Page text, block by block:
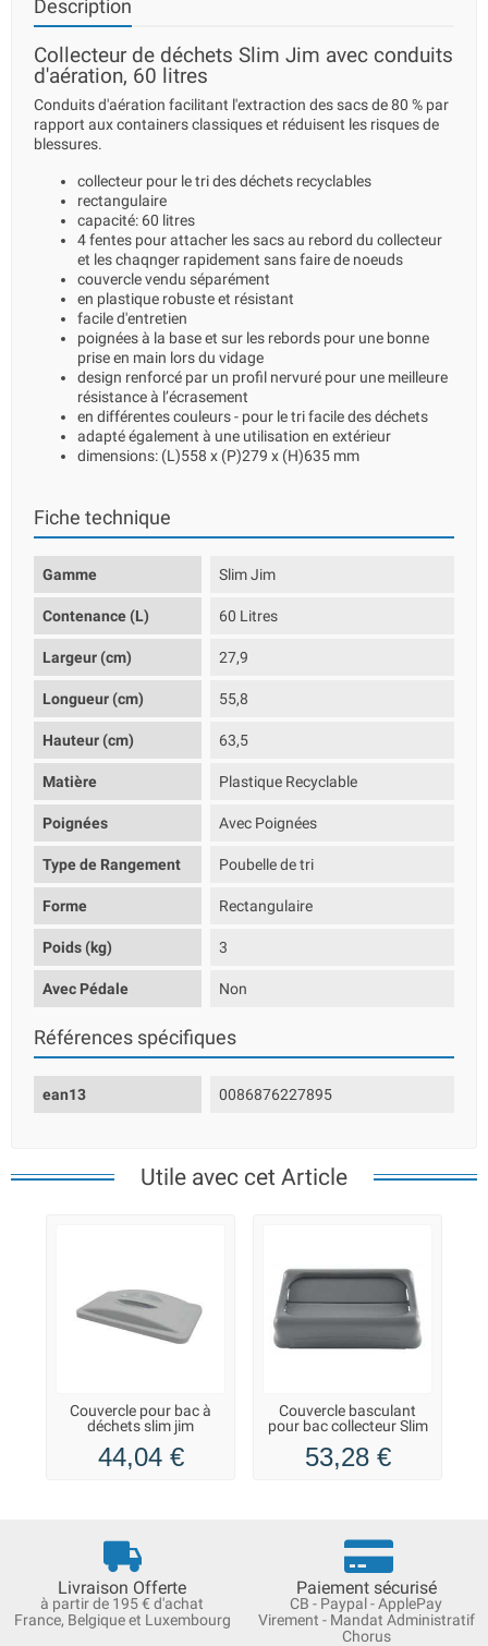
Description
Collecteur de déchets Slim Jim avec conduits
d'aération, 60 litres
Conduits d'aération facilitant l'extraction des sacs de 80 % par
rapport aux containers classiques et réduisent les risques de
blessures.
collecteur pour le tri des déchets recyclables
rectangulaire
capacité: 60 litres
4 fentes pour attacher les sacs au rebord du collecteur
et les chaqnger rapidement sans faire de noeuds
couvercle vendu séparément
en plastique robuste et résistant
facile d'entretien
poignées à la base et sur les rebords pour une bonne
prise en main lors du vidage
design renforcé par un profil nervuré pour une meilleure
résistance à l’écrasement
en différentes couleurs - pour le tri facile des déchets
adapté également à une utilisation en extérieur
dimensions: (L)558 x (P)279 x (H)635 mm
Fiche technique
Gamme Slim Jim
Contenance (L) 60 Litres
Largeur (cm) 27,9
Longueur (cm) 55,8
Hauteur (cm) 63,5
Matière Plastique Recyclable
Poignées Avec Poignées
Type de Rangement Poubelle de tri
Forme Rectangulaire
Poids (kg) 3
Avec Pédale Non
Références spécifiques
ean13 0086876227895
Utile avec cet Article
Couvercle pour bac à
déchets slim jim
44,04 €
Couvercle basculant
pour bac collecteur Slim
53,28 €
Livraison Offerte
à partir de 195 € d'achat
France, Belgique et Luxembourg
Paiement sécurisé
CB - Paypal - ApplePay
Virement - Mandat Administratif
Chorus